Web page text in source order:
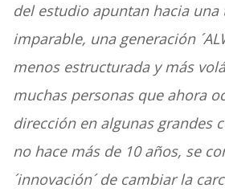
del estudio apuntan hacia una
imparable, una generación
menos estructurada y más
muchas personas que ahora
dirección en algunas grandes
no hace más de 10 años, se
´innovación´ de cambiar la